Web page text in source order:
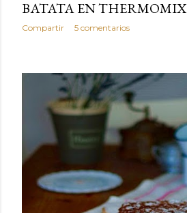
BATATA EN THERMOMIX
Compartir 5 comentarios